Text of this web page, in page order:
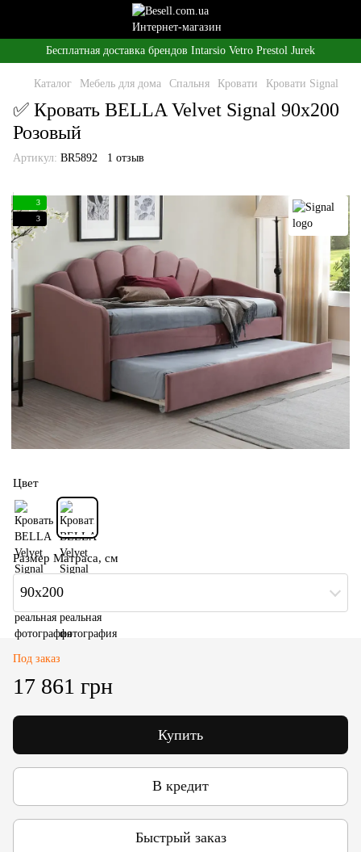
Бесплатная доставка брендов Intarsio Vetro Prestol Jurek
Каталог Мебель для дома Спальня Кровати Кровати Signal
✅ Кровать BELLA Velvet Signal 90x200
Розовый
Артикул: BR5892 1 отзыв
3
3
Цвет
Размер Матраса, см
90х200
Под заказ
17 861 грн
Купить
В кредит
Быстрый заказ